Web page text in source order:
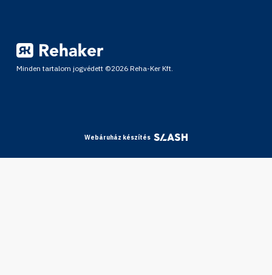
Minden tartalom jogvédett ©2026 Reha-Ker Kft.
Webáruház készítés